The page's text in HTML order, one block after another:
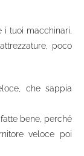
tuoi macchinari,
poco
che sappia
bene, perché
veloce poi